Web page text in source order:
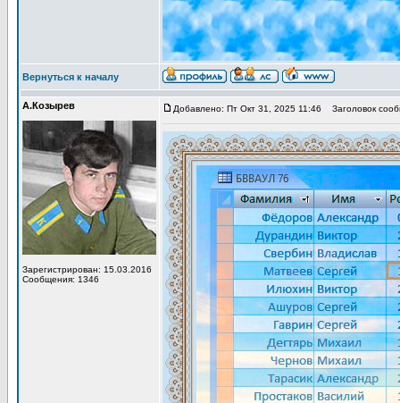
Вернуться к началу
А.Козырев
Зарегистрирован: 15.03.2016
Сообщения: 1346
Добавлено: Пт Окт 31, 2025 11:46 Заголовок